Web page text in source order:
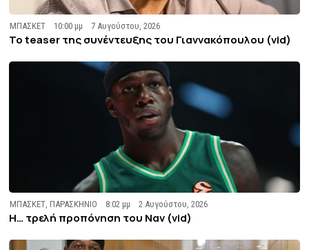
ΜΠΑΣΚΕΤ 10:00 μμ 7 Αυγούστου, 2026
To teaser της συνέντευξης του Γιαννακόπουλου (vid)
ΜΠΑΣΚΕΤ ,ΠΑΡΑΣΚΗΝΙΟ 8:02 μμ 2 Αυγούστου, 2026
Η… τρελή προπόνηση του Ναν (vid)